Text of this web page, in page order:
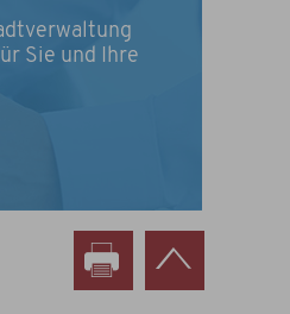
Sie und Ihre